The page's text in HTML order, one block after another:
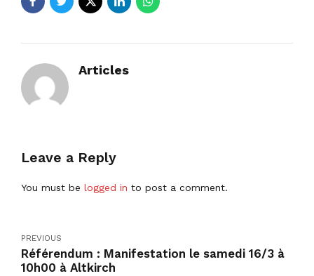
Articles
Leave a Reply
You must be logged in to post a comment.
PREVIOUS
Référendum : Manifestation le samedi 16/3 à
10h00 à Altkirch